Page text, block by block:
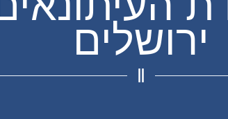
ירושלים